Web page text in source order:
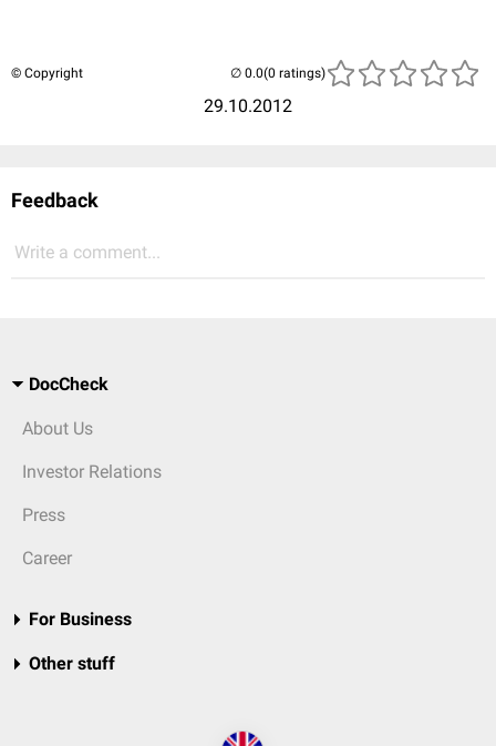
© Copyright
29.10.2012
(0 ratings)
Feedback
Write a comment...
DocCheck
About Us
Investor Relations
Press
Career
For Business
Other stuff